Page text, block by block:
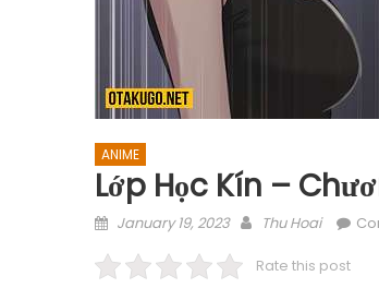
ANIME
Lớp Học Kín –
Posted
January 19, 2023 Author
Thu Hoai
Rate this post